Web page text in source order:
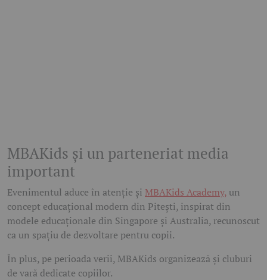
MBAKids și un parteneriat media
important
Evenimentul aduce în atenție și MBAKids Academy, un
concept educațional modern din Pitești, inspirat din
modele educaționale din Singapore și Australia, recunoscut
ca un spațiu de dezvoltare pentru copii.
În plus, pe perioada verii, MBAKids organizează și cluburi
de vară dedicate copiilor.